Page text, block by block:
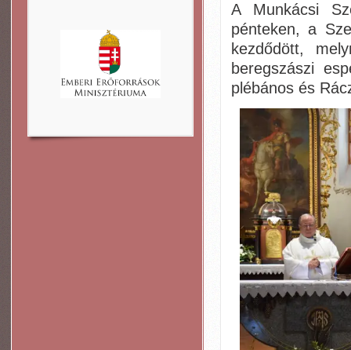
A Munkácsi
pénteken, a
kezdődött,
beregszászi
plébános és